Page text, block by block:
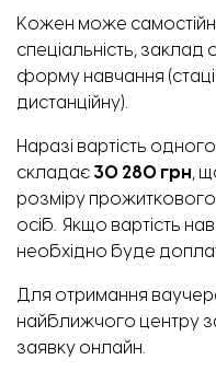
Кожен може
спеціальність, заклад
форму навчання
дистанційну).
Наразі вартість
складає 30 280 грн,
розміру прожиткового
осіб. Якщо вартість
необхідно буде
Для отримання
найближчого центру
заявку онлайн.